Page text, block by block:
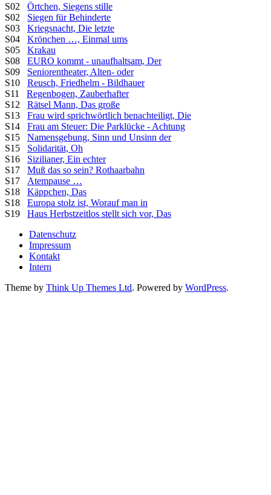
S02 Örtchen, Siegens stille
S02 Siegen für Behinderte
S03 Kriegsnacht, Die letzte
S04 Krönchen …, Einmal ums
S05 Krakau
S08 EURO kommt - unaufhaltsam, Der
S09 Seniorentheater, Alten- oder
S10 Reusch, Friedhelm - Bildhauer
S11 Regenbogen, Zauberhafter
S12 Rätsel Mann, Das große
S13 Frau wird sprichwörtlich benachteiligt, Die
S14 Frau am Steuer: Die Parklücke - Achtung
S15 Namensgebung, Sinn und Unsinn der
S15 Solidarität, Oh
S16 Sizilianer, Ein echter
S17 Muß das so sein? Rothaarbahn
S17 Atempause …
S18 Käppchen, Das
S18 Europa stolz ist, Worauf man in
S19 Haus Herbstzeitlos stellt sich vor, Das
Datenschutz
Impressum
Kontakt
Intern
Theme by Think Up Themes Ltd. Powered by WordPress.